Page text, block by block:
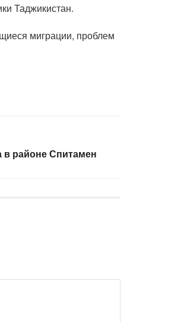
Таджикистан.
миграции, проблем
районе Спитамен